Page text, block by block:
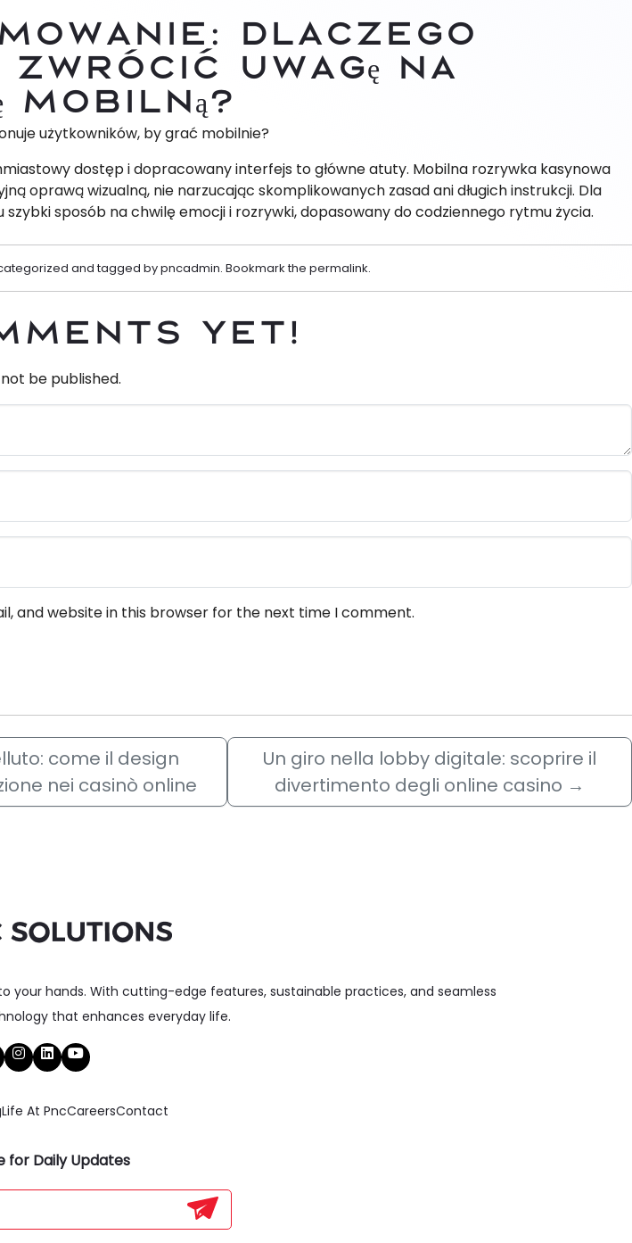
dlaczego
uwagę na
mobilną?
użytkowników, by grać mobilnie?
dostęp i dopracowany interfejs to główne atuty. Mobilna rozrywka kasynowa
oprawą wizualną, nie narzucając skomplikowanych zasad ani długich instrukcji. Dla
sposób na chwilę emocji i rozrywki, dopasowany do codziennego rytmu życia.
and tagged bypncadmin. Bookmark the permalink.
yet!
be published.
and website in this browser for the next time I comment.
come il design
nei casinò online
Un giro nella lobby digitale: scoprire il
divertimento degli online casino →
your hands. With cutting-edge features, sustainable practices, and seamless
that enhances everyday life.
Life At PncCareersContact
for Daily Updates